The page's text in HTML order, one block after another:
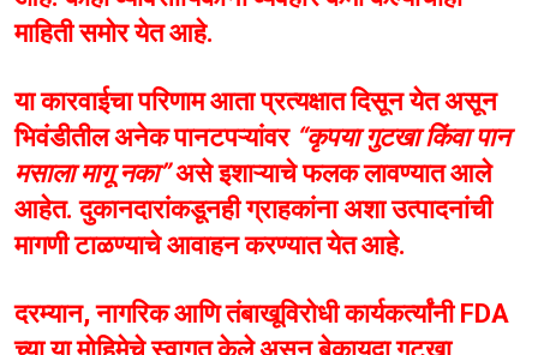
माहिती समोर येत आहे.
या कारवाईचा परिणाम आता प्रत्यक्षात दिसून येत असून
भिवंडीतील अनेक पानटपऱ्यांवर “कृपया गुटखा किंवा पान
मसाला मागू नका”असे इशाऱ्याचे फलक लावण्यात आले
आहेत. दुकानदारांकडूनही ग्राहकांना अशा उत्पादनांची
मागणी टाळण्याचे आवाहन करण्यात येत आहे.
दरम्यान, नागरिक आणि तंबाखूविरोधी कार्यकर्त्यांनी FDA